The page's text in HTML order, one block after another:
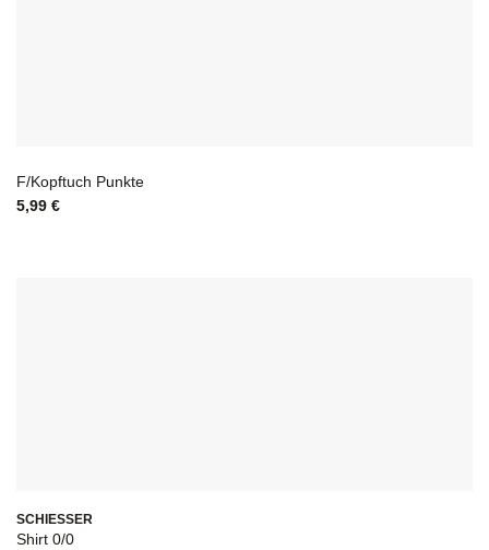
F/Kopftuch Punkte
5,99 €
SCHIESSER
Shirt 0/0